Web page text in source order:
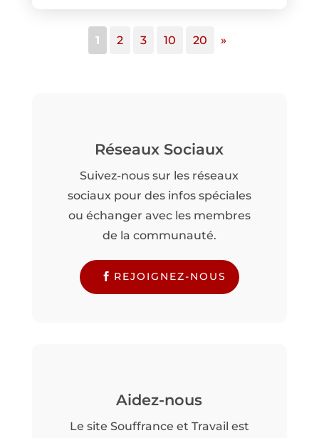
1 2 3 10 20 »
Réseaux Sociaux
Suivez-nous sur les réseaux
sociaux pour des infos spéciales
ou échanger avec les membres
de la communauté.
REJOIGNEZ-NOUS
Aidez-nous
Le site Souffrance et Travail est